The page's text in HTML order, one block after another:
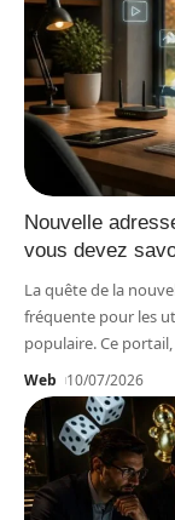
Nouvelle
vous devez
La quête de la
fréquente pour les
populaire. Ce
Web 10/07/2026